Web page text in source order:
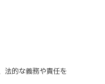
法的な義務や責任を